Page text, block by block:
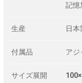
記憶
生産 日本
付属品 アジ
サイズ展開